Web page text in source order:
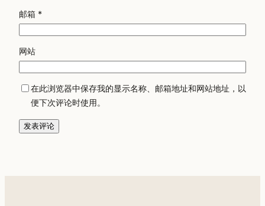
邮箱 *
网站
在此浏览器中保存我的显示名称、邮箱地址和网站地址，以
便下次评论时使用。